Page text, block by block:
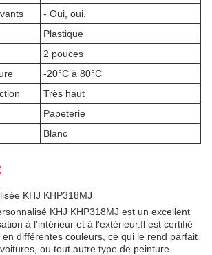
- Oui, oui.
Plastique
2 pouces
-20°C à 80°C
Très haut
Papeterie
Blanc
KHJ KHP318MJ
KHJ KHP318MJ est un excellent
à l'intérieur et à l'extérieur.Il est certifié
en différentes couleurs, ce qui le rend parfait
ou tout autre type de peinture.